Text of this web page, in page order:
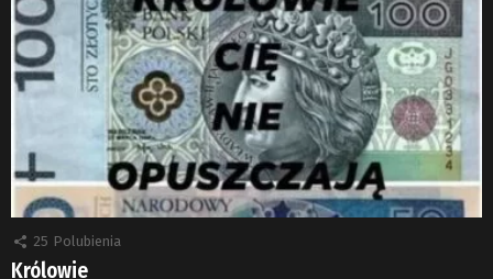
25 Polubienia
Królowie